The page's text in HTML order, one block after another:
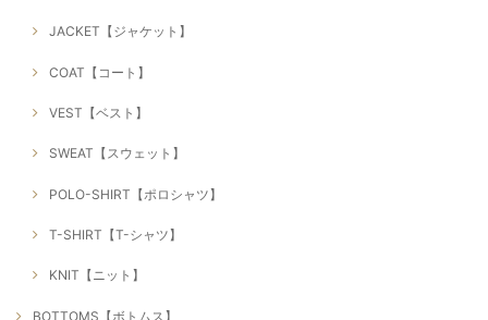
JACKET【ジャケット】
COAT【コート】
VEST【ベスト】
SWEAT【スウェット】
POLO-SHIRT【ポロシャツ】
T-SHIRT【T-シャツ】
KNIT【ニット】
BOTTOMS【ボトムス】